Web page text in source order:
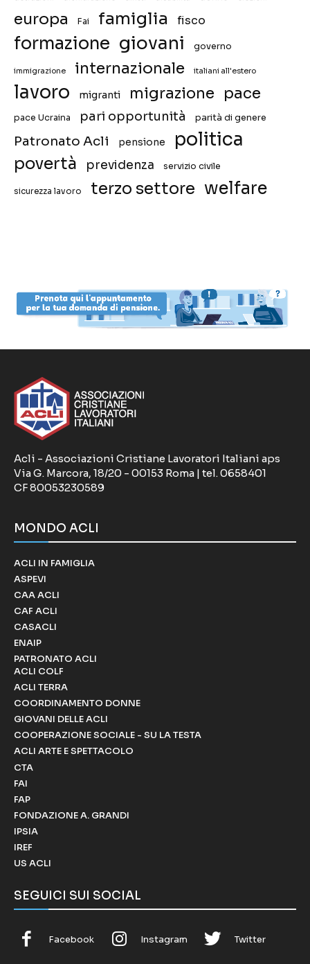
europa Fai famiglia fisco
formazione giovani governo
immigrazione internazionale italiani all'estero
lavoro migranti migrazione pace
pace Ucraina pari opportunità parità di genere
Patronato Acli pensione politica
povertà previdenza servizio civile
sicurezza lavoro terzo settore welfare
Acli - Associazioni Cristiane Lavoratori Italiani aps
Via G. Marcora, 18/20 - 00153 Roma | tel. 0658401
CF 80053230589
MONDO ACLI
ACLI IN FAMIGLIA
ASPEVI
CAA ACLI
CAF ACLI
CASACLI
ENAIP
PATRONATO ACLI
ACLI COLF
ACLI TERRA
COORDINAMENTO DONNE
GIOVANI DELLE ACLI
COOPERAZIONE SOCIALE - SU LA TESTA
ACLI ARTE E SPETTACOLO
CTA
FAI
FAP
FONDAZIONE A. GRANDI
IPSIA
IREF
US ACLI
SEGUICI SUI SOCIAL
Facebook Instagram Twitter